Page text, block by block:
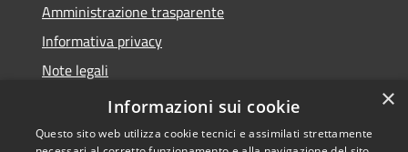
Amministrazione trasparente
Informativa privacy
Note legali
Dichiarazione di accessibilità
×
Informazioni sui cookie
Questo sito web utilizza cookie tecnici e assimilati strettamente